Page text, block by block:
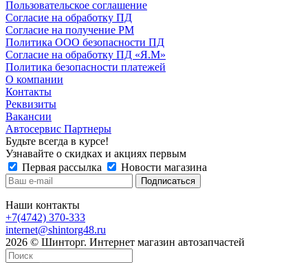
Пользовательское соглашение
Согласие на обработку ПД
Согласие на получение РМ
Политика ООО безопасности ПД
Согласие на обработку ПД «Я.М»
Политика безопасности платежей
О компании
Контакты
Реквизиты
Вакансии
Автосервис Партнеры
Будьте всегда в курсе!
Узнавайте о скидках и акциях первым
Первая рассылка
Новости магазина
Наши контакты
+7(4742) 370-333
internet@shintorg48.ru
2026 © Шинторг. Интернет магазин автозапчастей